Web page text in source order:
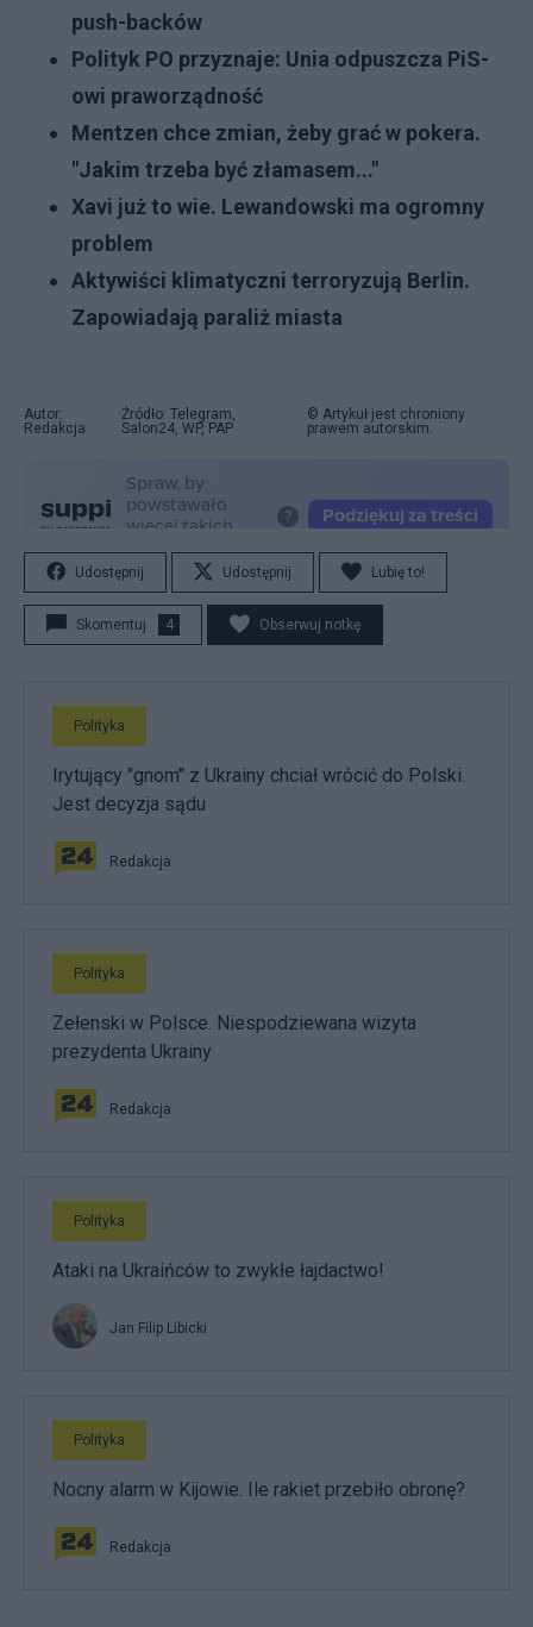
push-backów
Polityk PO przyznaje: Unia odpuszcza PiS-
owi praworządność
Mentzen chce zmian, żeby grać w pokera.
"Jakim trzeba być złamasem..."
Xavi już to wie. Lewandowski ma ogromny
problem
Aktywiści klimatyczni terroryzują Berlin.
Zapowiadają paraliż miasta
Autor:
Redakcja
Źródło: Telegram,
Salon24, WP, PAP
© Artykuł jest chroniony
prawem autorskim.
Udostępnij Udostępnij Lubię to!
Skomentuj 4 Obserwuj notkę
Polityka
Irytujący "gnom" z Ukrainy chciał wrócić do Polski.
Jest decyzja sądu
Redakcja
Polityka
Zełenski w Polsce. Niespodziewana wizyta
prezydenta Ukrainy
Redakcja
Polityka
Ataki na Ukraińców to zwykłe łajdactwo!
Jan Filip Libicki
Polityka
Nocny alarm w Kijowie. Ile rakiet przebiło obronę?
Redakcja